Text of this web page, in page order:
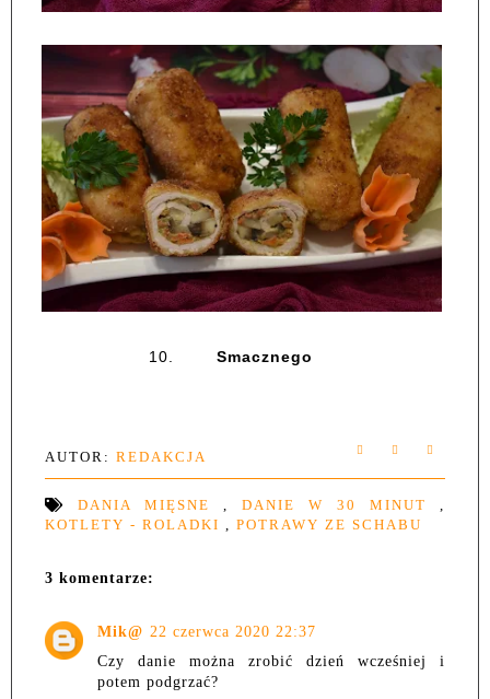
10. Smacznego
AUTOR: REDAKCJA
DANIA MIĘSNE , DANIE W 30 MINUT ,
KOTLETY - ROLADKI , POTRAWY ZE SCHABU
3 komentarze:
Mik@ 22 czerwca 2020 22:37
Czy danie można zrobić dzień wcześniej i
potem podgrzać?